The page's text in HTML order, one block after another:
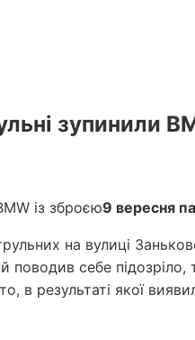
зупинили
9 вересня
на вулиці
себе
в результаті якої